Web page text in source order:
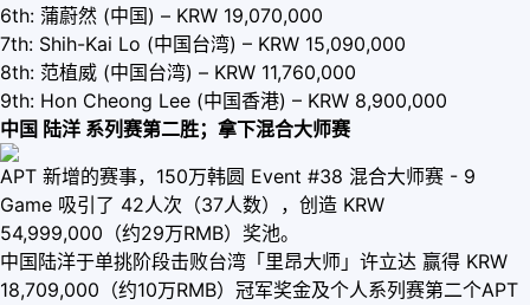
6th: 蒲蔚然 (中国) – KRW 19,070,000
7th: Shih-Kai Lo (中国台湾) – KRW 15,090,000
8th: 范植威 (中国台湾) – KRW 11,760,000
9th: Hon Cheong Lee (中国香港) – KRW 8,900,000
中国 陆洋 系列赛第二胜；拿下混合大师赛
APT 新增的赛事，150万韩圆 Event #38 混合大师赛 - 9
Game 吸引了 42人次（37人数），创造 KRW
54,999,000（约29万RMB）奖池。
中国陆洋于单挑阶段击败台湾「里昂大师」许立达 赢得 KRW
18,709,000（约10万RMB）冠军奖金及个人系列赛第二个APT